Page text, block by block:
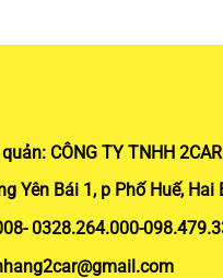
CÔNG TY TNHH
Yên Bái 1, p Phố Huế, Hai
0328.264.000-